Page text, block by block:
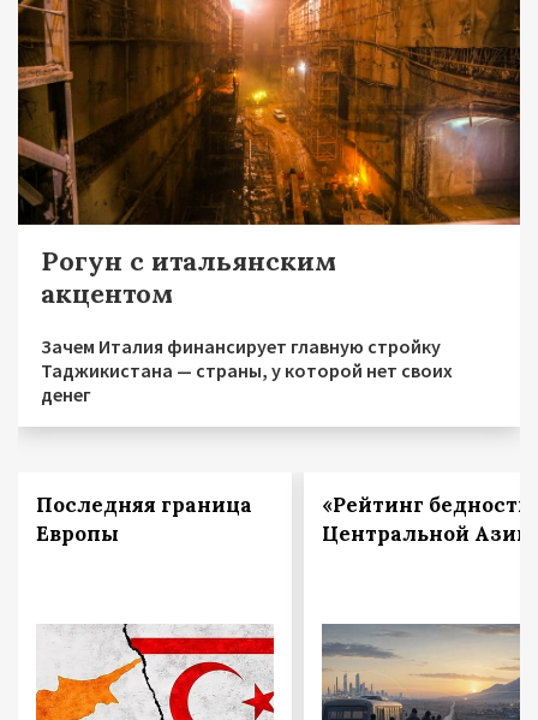
Рогун с итальянским
акцентом
Зачем Италия финансирует главную стройку
Таджикистана — страны, у которой нет своих
денег
Последняя граница
Европы
«Рейтинг
Центральной Азии